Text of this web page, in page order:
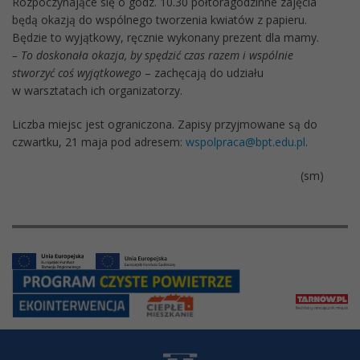
będą okazją do wspólnego tworzenia kwiatów z papieru.
Będzie to wyjątkowy, ręcznie wykonany prezent dla mamy.
– To doskonała okazja, by spędzić czas razem i wspólnie
stworzyć coś wyjątkowego – zachęcają do udziału
w warsztatach ich organizatorzy.
Liczba miejsc jest ograniczona. Zapisy przyjmowane są do
czwartku, 21 maja pod adresem: wspolpraca@bpt.edu.pl.
(sm)